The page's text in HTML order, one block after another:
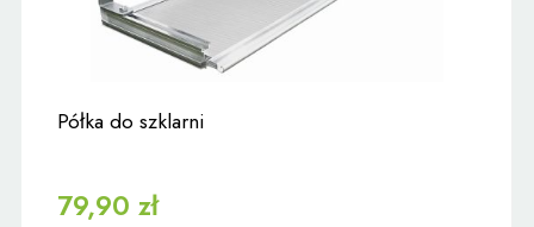
Półka do szklarni
79,90 zł